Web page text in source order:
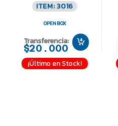
ITEM: 3016
OPEN BOX
Transferencia:
$20.000
¡Último en Stock!